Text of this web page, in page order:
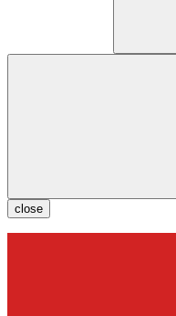
close